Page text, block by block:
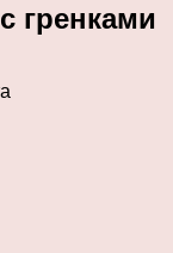
гренками